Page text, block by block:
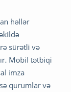
həllər
sürətli və
Mobil tətbiqi
imza
qurumlar və